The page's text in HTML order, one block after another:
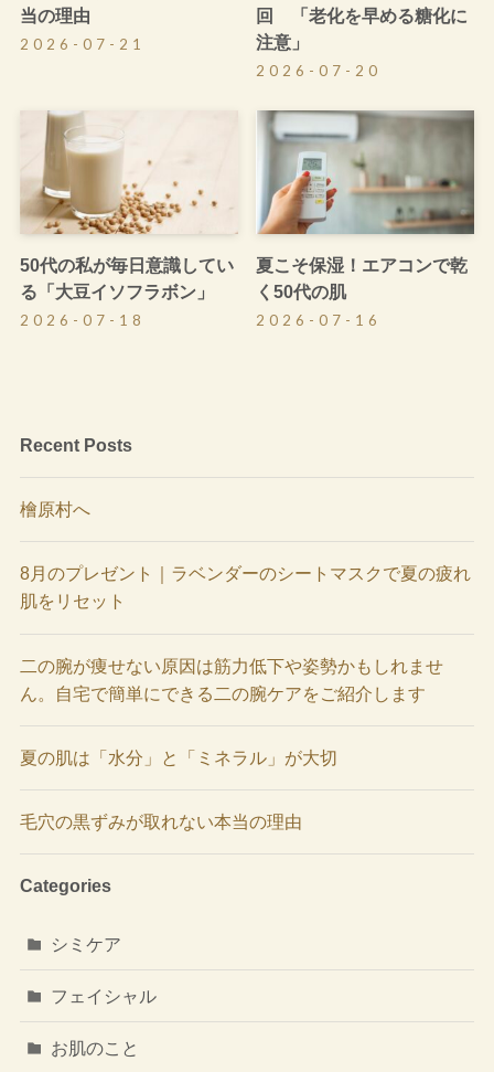
当の理由
2026-07-21
回 「老化を早める糖化に
注意」
2026-07-20
50代の私が毎日意識してい
る「大豆イソフラボン」
2026-07-18
夏こそ保湿！エアコンで乾
く50代の肌
2026-07-16
Recent Posts
檜原村へ
8月のプレゼント｜ラベンダーのシートマスクで夏の疲れ
肌をリセット
二の腕が痩せない原因は筋力低下や姿勢かもしれませ
ん。自宅で簡単にできる二の腕ケアをご紹介します
夏の肌は「水分」と「ミネラル」が大切
毛穴の黒ずみが取れない本当の理由
Categories
シミケア
フェイシャル
お肌のこと